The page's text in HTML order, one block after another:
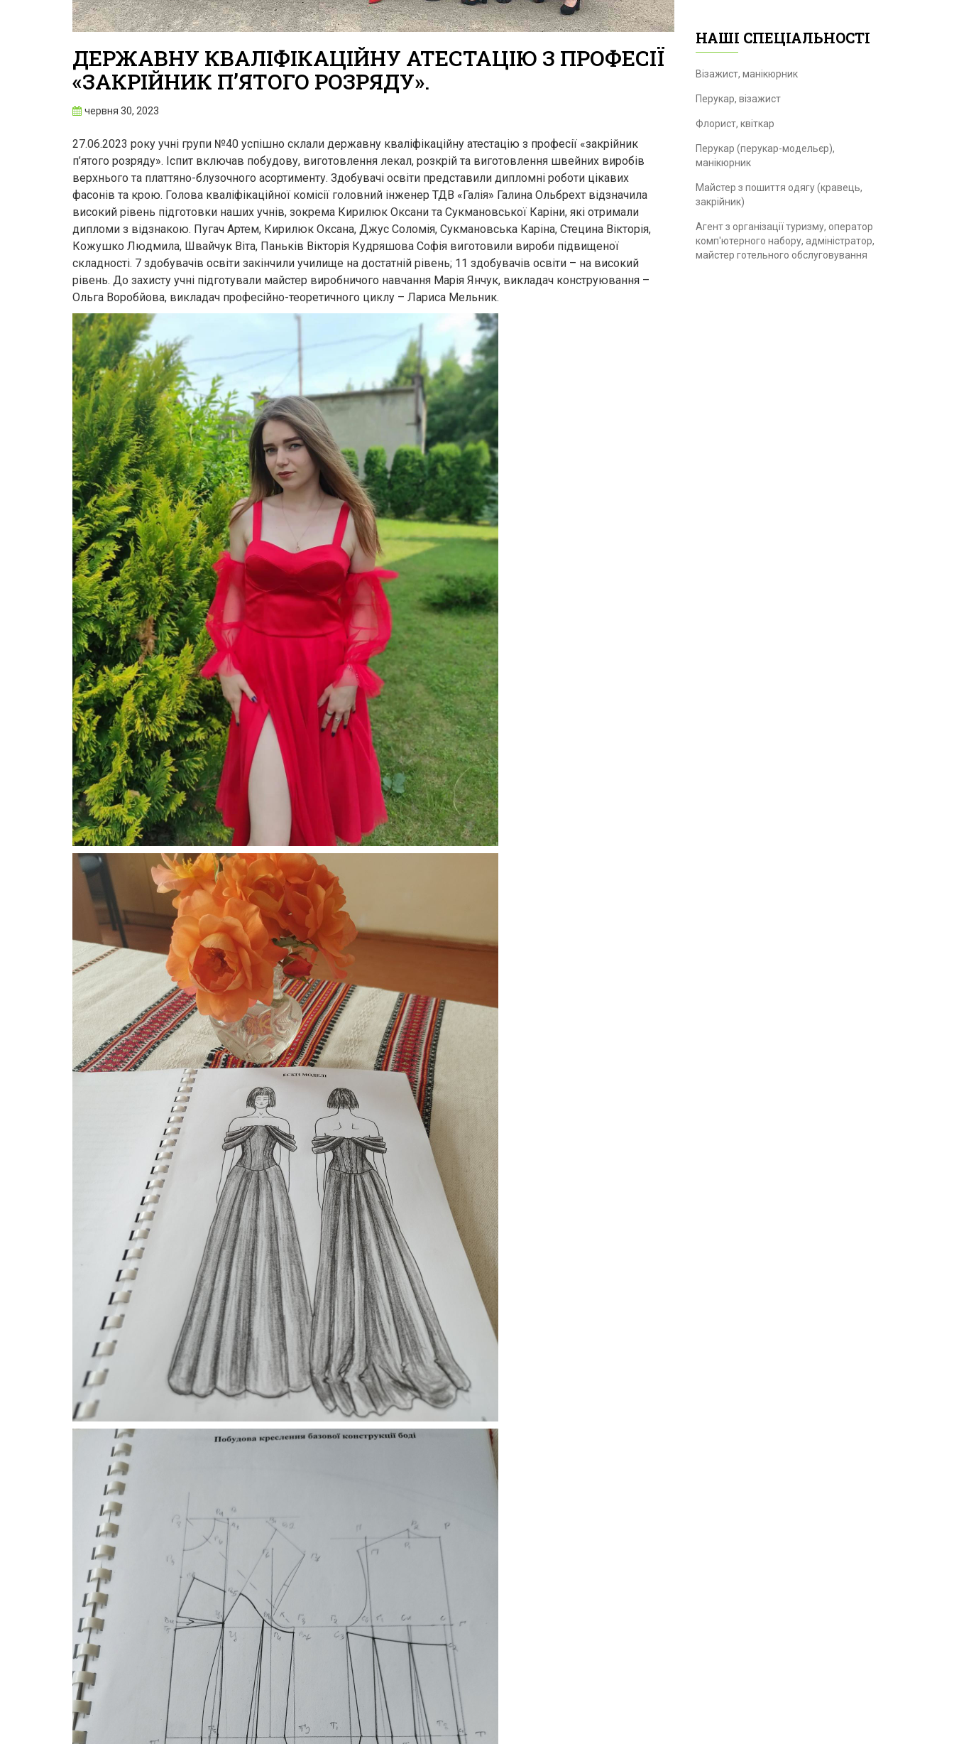
ДЕРЖАВНУ КВАЛІФІКАЦІЙНУ АТЕСТАЦІЮ З ПРОФЕСІЇ
«ЗАКРІЙНИК П’ЯТОГО РОЗРЯДУ».
червня 30, 2023
27.06.2023 року учні групи №40 успішно склали державну кваліфікаційну атестацію з професії «закрійник
п’ятого розряду». Іспит включав побудову, виготовлення лекал, розкрій та виготовлення швейних виробів
верхнього та платтяно-блузочного асортименту. Здобувачі освіти представили дипломні роботи цікавих
фасонів та крою. Голова кваліфікаційної комісії головний інженер ТДВ «Галія» Галина Ольбрехт відзначила
високий рівень підготовки наших учнів, зокрема Кирилюк Оксани та Сукмановської Каріни, які отримали
дипломи з відзнакою. Пугач Артем, Кирилюк Оксана, Джус Соломія, Сукмановська Каріна, Стецина Вікторія,
Кожушко Людмила, Швайчук Віта, Паньків Вікторія Кудряшова Софія виготовили вироби підвищеної
складності. 7 здобувачів освіти закінчили училище на достатній рівень; 11 здобувачів освіти – на високий
рівень. До захисту учні підготували майстер виробничого навчання Марія Янчук, викладач конструювання –
Ольга Воробйова, викладач професійно-теоретичного циклу – Лариса Мельник.
НАШІ СПЕЦІАЛЬНОСТІ
Візажист, манікюрник
Перукар, візажист
Флорист, квіткар
Перукар (перукар-модельєр),
манікюрник
Майстер з пошиття одягу (кравець,
закрійник)
Агент з організації туризму, оператор
комп'ютерного набору, адміністратор,
майстер готельного обслуговування